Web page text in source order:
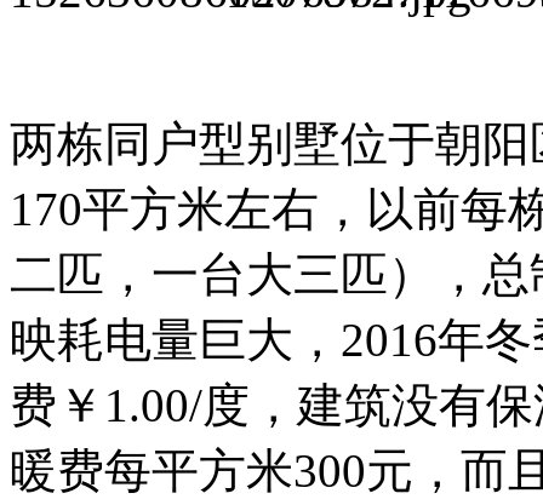
两栋同户型别墅位于朝
170平方米左右，以前每
二匹，一台大三匹），
映耗电量巨大，2016年
费￥1.00/度，建筑没有
暖费每平方米300元，而